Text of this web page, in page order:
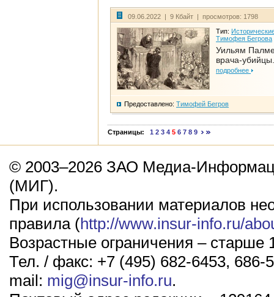
09.06.2022 | 9 Кбайт | просмотров: 1798
Тип:
Тимофея Бегрова
Уильям
врача-
подробнее
Предоставлено: Тимофей Бегров
Страницы: 1 2 3 4 5 6 7 8 9
© 2003–2026 ЗАО Медиа-
(МИГ).
При использовании материалов
правила (http://www.insur-info.ru/
Возрастные ограничения – старше
Тел. / факс: +7 (495) 682-6453, 686-
mail: mig@insur-info.ru.